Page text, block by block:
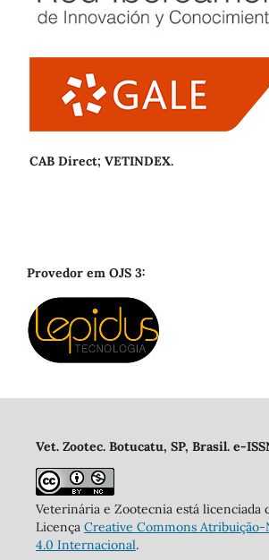
CAB Direct; VETINDEX.
Provedor em OJS 3:
Vet. Zootec. Botucatu, SP, Brasil. e-
Veterinária e Zootecnia está licenciada
Licença Creative Commons Atribuição-
4.0 Internacional.